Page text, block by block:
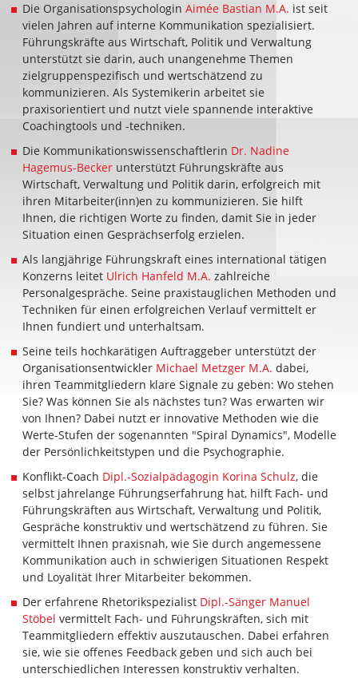
Die OrganisationspsychologinAimée Bastian M.A. ist seit
vielen Jahren auf interne Kommunikation spezialisiert.
Führungskräfte aus Wirtschaft, Politik und Verwaltung
unterstützt sie darin, auch unangenehme Themen
zielgruppenspezifisch und wertschätzend zu
kommunizieren. Als Systemikerin arbeitet sie
praxisorientiert und nutzt viele spannende interaktive
Coachingtools und -techniken.
Die Kommunikationswissenschaftlerin Dr. Nadine
Hagemus-Becker unterstützt Führungskräfte aus
Wirtschaft, Verwaltung und Politik darin, erfolgreich mit
ihren Mitarbeiter(inn)en zu kommunizieren. Sie hilft
Ihnen, die richtigen Worte zu finden, damit Sie in jeder
Situation einen Gesprächserfolg erzielen.
Als langjährige Führungskraft eines international tätigen
Konzerns leitet Ulrich Hanfeld M.A. zahlreiche
Personalgespräche. Seine praxistauglichen Methoden und
Techniken für einen erfolgreichen Verlauf vermittelt er
Ihnen fundiert und unterhaltsam.
Seine teils hochkarätigen Auftraggeber unterstützt der
Organisationsentwickler Michael Metzger M.A. dabei,
ihren Teammitgliedern klare Signale zu geben: Wo stehen
Sie? Was können Sie als nächstes tun? Was erwarten wir
von Ihnen? Dabei nutzt er innovative Methoden wie die
Werte-Stufen der sogenannten "Spiral Dynamics", Modelle
der Persönlichkeitstypen und die Psychographie.
Konflikt-Coach Dipl.-Sozialpädagogin Korina Schulz, die
selbst jahrelange Führungserfahrung hat, hilft Fach- und
Führungskräften aus Wirtschaft, Verwaltung und Politik,
Gespräche konstruktiv und wertschätzend zu führen. Sie
vermittelt Ihnen praxisnah, wie Sie durch angemessene
Kommunikation auch in schwierigen Situationen Respekt
und Loyalität Ihrer Mitarbeiter bekommen.
Der erfahrene Rhetorikspezialist Dipl.-Sänger Manuel
Stöbel vermittelt Fach- und Führungskräften, sich mit
Teammitgliedern effektiv auszutauschen. Dabei erfahren
sie, wie sie offenes Feedback geben und sich auch bei
unterschiedlichen Interessen konstruktiv verhalten.